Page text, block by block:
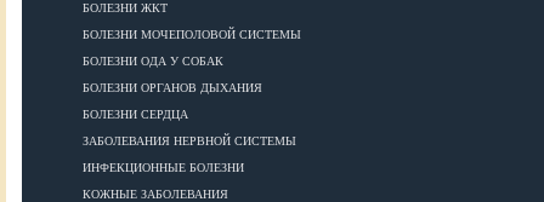
БОЛЕЗНИ ЖКТ
БОЛЕЗНИ МОЧЕПОЛОВОЙ СИСТЕМЫ
БОЛЕЗНИ ОДА У СОБАК
БОЛЕЗНИ ОРГАНОВ ДЫХАНИЯ
БОЛЕЗНИ СЕРДЦА
ЗАБОЛЕВАНИЯ НЕРВНОЙ СИСТЕМЫ
ИНФЕКЦИОННЫЕ БОЛЕЗНИ
КОЖНЫЕ ЗАБОЛЕВАНИЯ
ПОРОДЫ